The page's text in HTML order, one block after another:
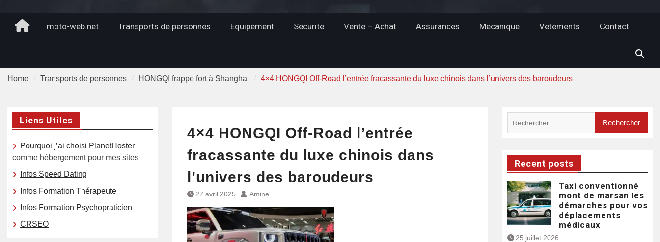
Homemoto-web.net Transports de personnes Equipement Sécurité Vente – Achat Assurances Mécanique Vêtements Contact
Home Transports de personnes HONGQI frappe fort à Shanghai 4×4 HONGQI Off-Road l’entrée fracassante du luxe chinois dans l’univers des baroudeurs
4×4 HONGQI Off-Road l’entrée
fracassante du luxe chinois dans
l’univers des baroudeurs
27 avril 2025 Amine
Recent posts
Taxi conventionné
mont de marsan les
démarches pour vos
déplacements
médicaux
25 juillet 2026
Liens Utiles
Pourquoi j’ai choisi PlanetHoster
comme hébergement pour mes sites
Infos Speed Dating
Infos Formation Thérapeute
Infos Formation Psychopraticien
CRSEO